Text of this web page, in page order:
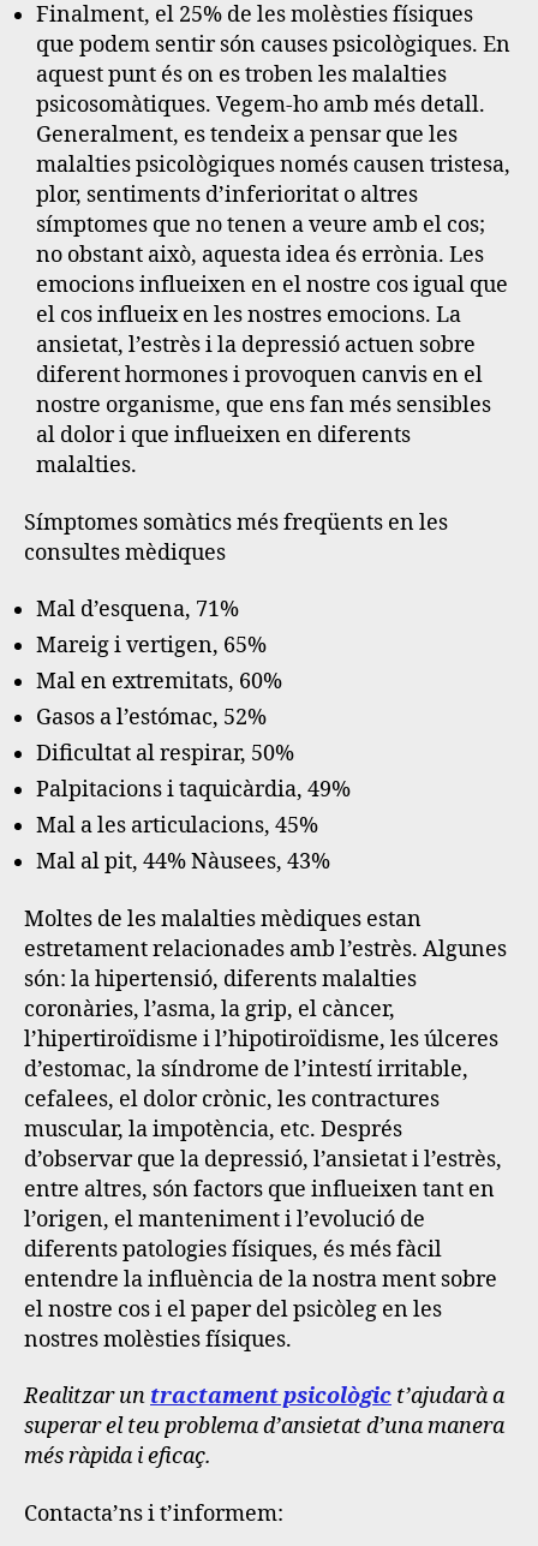
Finalment, el 25% de les molèsties físiques
que podem sentir són causes psicològiques. En
aquest punt és on es troben les malalties
psicosomàtiques. Vegem-ho amb més detall.
Generalment, es tendeix a pensar que les
malalties psicològiques només causen tristesa,
plor, sentiments d’inferioritat o altres
símptomes que no tenen a veure amb el cos;
no obstant això, aquesta idea és errònia. Les
emocions influeixen en el nostre cos igual que
el cos influeix en les nostres emocions. La
ansietat, l’estrès i la depressió actuen sobre
diferent hormones i provoquen canvis en el
nostre organisme, que ens fan més sensibles
al dolor i que influeixen en diferents
malalties.
Símptomes somàtics més freqüents en les
consultes mèdiques
Mal d’esquena, 71%
Mareig i vertigen, 65%
Mal en extremitats, 60%
Gasos a l’estómac, 52%
Dificultat al respirar, 50%
Palpitacions i taquicàrdia, 49%
Mal a les articulacions, 45%
Mal al pit, 44% Nàusees, 43%
Moltes de les malalties mèdiques estan
estretament relacionades amb l’estrès. Algunes
són: la hipertensió, diferents malalties
coronàries, l’asma, la grip, el càncer,
l’hipertiroïdisme i l’hipotiroïdisme, les úlceres
d’estomac, la síndrome de l’intestí irritable,
cefalees, el dolor crònic, les contractures
muscular, la impotència, etc. Després
d’observar que la depressió, l’ansietat i l’estrès,
entre altres, són factors que influeixen tant en
l’origen, el manteniment i l’evolució de
diferents patologies físiques, és més fàcil
entendre la influència de la nostra ment sobre
el nostre cos i el paper del psicòleg en les
nostres molèsties físiques.
Realitzar un tractament psicològic t’ajudarà a
superar el teu problema d’ansietat d’una manera
més ràpida i eficaç.
Contacta’ns i t’informem: